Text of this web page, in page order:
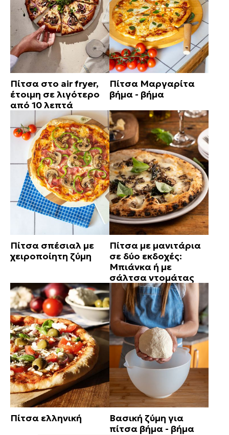
Πίτσα στο air fryer,
έτοιμη σε λιγότερο
από 10 λεπτά
Πίτσα Μαργαρίτα
βήμα - βήμα
Πίτσα σπέσιαλ με
χειροποίητη ζύμη
Πίτσα με μανιτάρια
σε δύο εκδοχές:
Μπιάνκα ή με
σάλτσα ντομάτας
Πίτσα ελληνική
Βασική ζύμη για
πίτσα βήμα - βήμα